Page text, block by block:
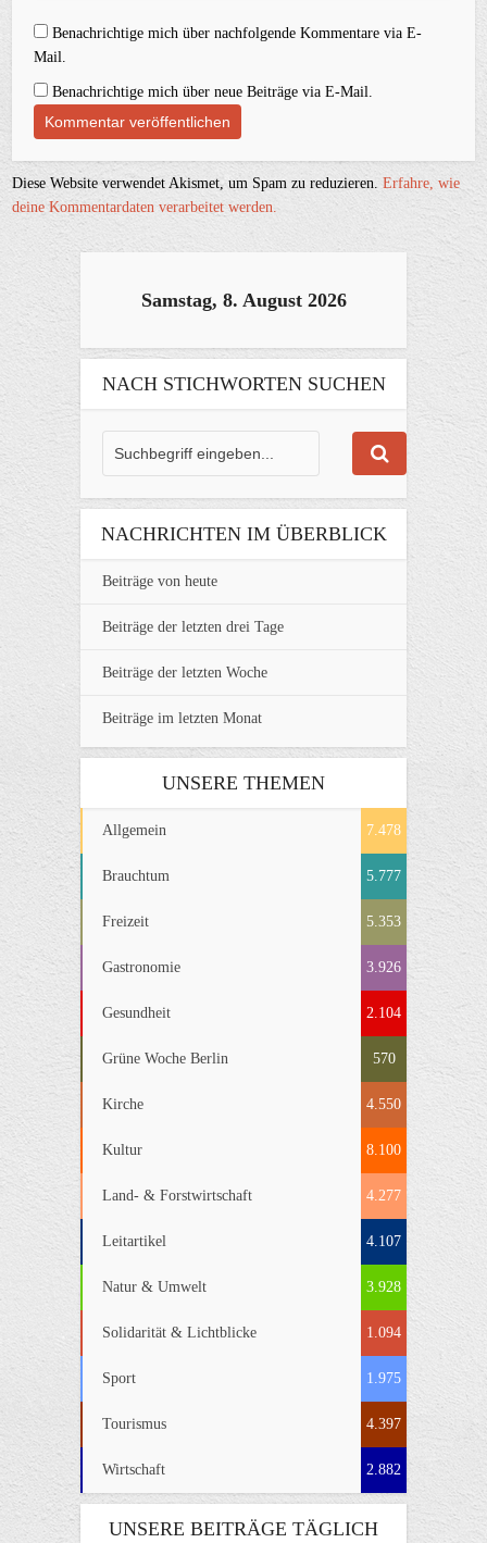
Benachrichtige mich über nachfolgende Kommentare via E-
Mail.
Benachrichtige mich über neue Beiträge via E-Mail.
Diese Website verwendet Akismet, um Spam zu reduzieren.Erfahre, wie
deine Kommentardaten verarbeitet werden.
Samstag, 8. August 2026
NACH STICHWORTEN SUCHEN
NACHRICHTEN IM ÜBERBLICK
Beiträge von heute
Beiträge der letzten drei Tage
Beiträge der letzten Woche
Beiträge im letzten Monat
UNSERE THEMEN
Allgemein 7.478
Brauchtum 5.777
Freizeit 5.353
Gastronomie 3.926
Gesundheit 2.104
Grüne Woche Berlin 570
Kirche 4.550
Kultur 8.100
Land- & Forstwirtschaft 4.277
Leitartikel 4.107
Natur & Umwelt 3.928
Solidarität & Lichtblicke 1.094
Sport 1.975
Tourismus 4.397
Wirtschaft 2.882
UNSERE BEITRÄGE TÄGLICH